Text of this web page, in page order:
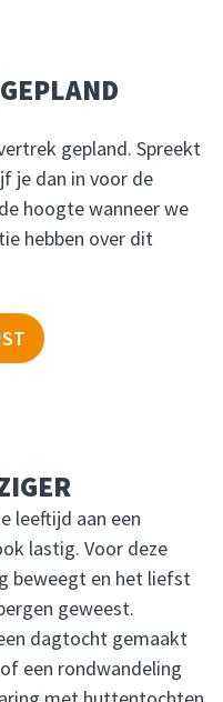
gepland. Spreekt
je dan in voor de
hoogte wanneer we
hebben over dit
leeftijd aan een
lastig. Voor deze
beweegt en het liefst
geweest.
dagtocht gemaakt
een rondwandeling